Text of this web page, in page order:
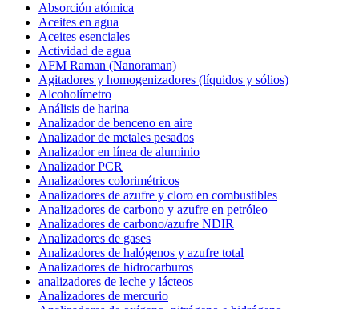
Absorción atómica
Aceites en agua
Aceites esenciales
Actividad de agua
AFM Raman (Nanoraman)
Agitadores y homogenizadores (líquidos y sólios)
Alcoholímetro
Análisis de harina
Analizador de benceno en aire
Analizador de metales pesados
Analizador en línea de aluminio
Analizador PCR
Analizadores colorimétricos
Analizadores de azufre y cloro en combustibles
Analizadores de carbono y azufre en petróleo
Analizadores de carbono/azufre NDIR
Analizadores de gases
Analizadores de halógenos y azufre total
Analizadores de hidrocarburos
analizadores de leche y lácteos
Analizadores de mercurio